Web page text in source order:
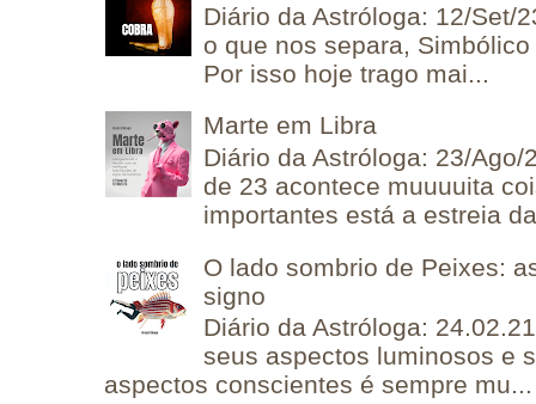
Diário da Astróloga: 12/Set/
o que nos separa,
Por isso hoje trago mai...
Marte em Libra
Diário da Astróloga: 23/
de 23 acontece muuuuita
importantes está a estreia
O lado sombrio de Peixes:
signo
Diário da Astróloga:
seus aspectos luminosos e
aspectos conscientes é sempre mu...